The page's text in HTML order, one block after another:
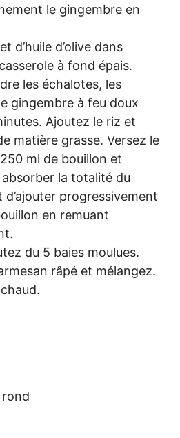
le gingembre en
d’huile d’olive dans
à fond épais.
les échalotes, les
gingembre à feu doux
Ajoutez le riz et
matière grasse. Versez le
ml de bouillon et
absorber la totalité du
d’ajouter progressivement
en remuant
du 5 baies moulues.
râpé et mélangez.